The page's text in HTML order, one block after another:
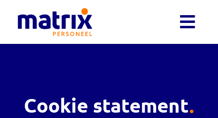
Cookie statement.